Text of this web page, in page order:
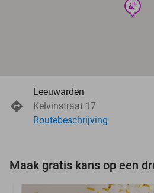
wellness
Leeuwarden
Kelvinstraat 17
Routebeschrijving